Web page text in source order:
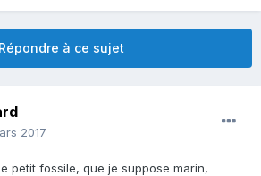
Répondre à ce sujet
2017
petit fossile, que je suppose marin,